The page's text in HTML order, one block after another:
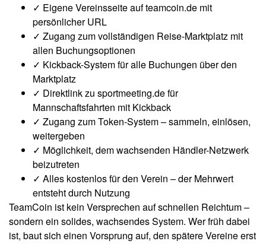
✓ Eigene Vereinsseite auf teamcoin.de mit
persönlicher URL
✓ Zugang zum vollständigen Reise-Marktplatz mit
allen Buchungsoptionen
✓ Kickback-System für alle Buchungen über den
Marktplatz
✓ Direktlink zu sportmeeting.de für
Mannschaftsfahrten mit Kickback
✓ Zugang zum Token-System – sammeln, einlösen,
weitergeben
✓ Möglichkeit, dem wachsenden Händler-Netzwerk
beizutreten
✓ Alles kostenlos für den Verein – der Mehrwert
entsteht durch Nutzung
TeamCoin ist kein Versprechen auf schnellen Reichtum –
sondern ein solides, wachsendes System. Wer früh dabei
ist, baut sich einen Vorsprung auf, den spätere Vereine erst